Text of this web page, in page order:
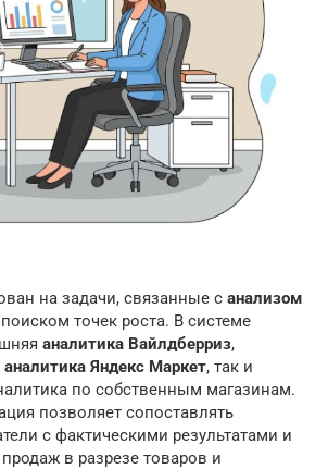
на задачи, связанные с анализом
точек роста. В системе
аналитика Вайлдберриз,
аналитика Яндекс Маркет, так и
по собственным магазинам.
позволяет сопоставлять
с фактическими результатами и
в разрезе товаров и